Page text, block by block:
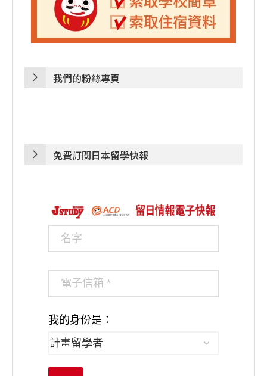
我們的粉絲專頁
免費訂閱日本留學快報
我的身份是：